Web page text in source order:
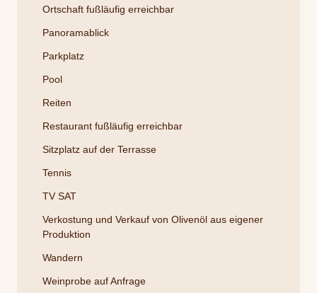
Ortschaft fußläufig erreichbar
Panoramablick
Parkplatz
Pool
Reiten
Restaurant fußläufig erreichbar
Sitzplatz auf der Terrasse
Tennis
TV SAT
Verkostung und Verkauf von Olivenöl aus eigener
Produktion
Wandern
Weinprobe auf Anfrage